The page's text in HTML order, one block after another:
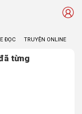
ĐỌC TRUYỆN ONLINE
từng